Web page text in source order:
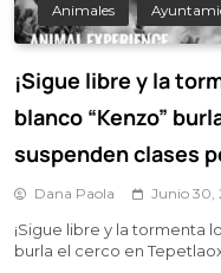
Animales
¡Sigue libre y la
blanco “Kenzo”
suspenden clases
Dana Paola Junio 30,
¡Sigue libre y la tormenta
burla el cerco en